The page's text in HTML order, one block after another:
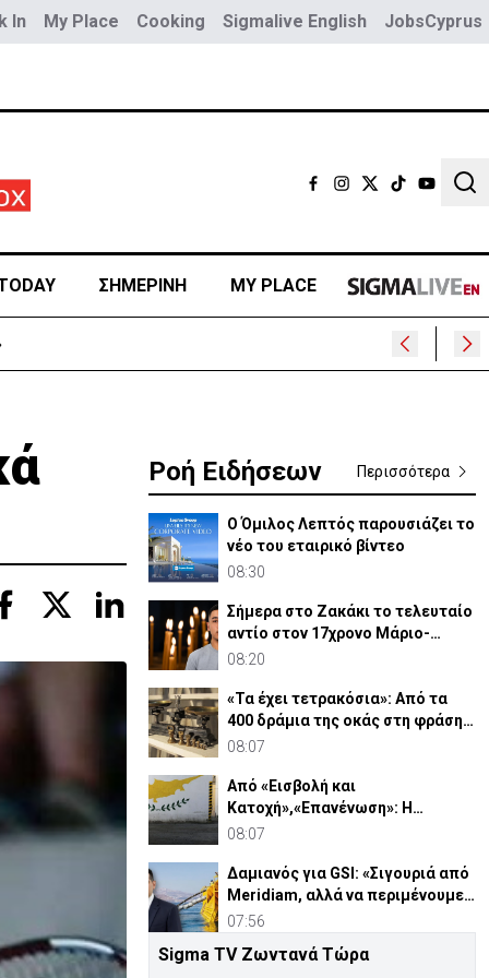
In My Place Cooking Sigmalive English JobsCyprus
ΣΗΜΕΡΙΝΗ MY PLACE
Ροή Ειδήσεων Περισσότερα
Ο Όμιλος Λεπτός παρουσιάζει το
νέο του εταιρικό βίντεο
08:30
Σήμερα στο Ζακάκι το τελευταίο
αντίο στον 17χρονο Μάριο-
Γαβριήλ
08:20
«Τα έχει τετρακόσια»: Από τα
400 δράμια της οκάς στη φράση
που λέμε ακόμη
08:07
Από «Εισβολή και
Κατοχή»,«Επανένωση»: Η
χειραγώγηση της κοινής γνώμης
08:07
Δαμιανός για GSI: «Σιγουριά από
Meridiam, αλλά να περιμένουμε
την έκθεση ΕΤΕπ»
07:56
ΥΠΕΝ Ισραήλ: «Ελλάδα-ΗΠΑ
Sigma TV Ζωντανά Τώρα